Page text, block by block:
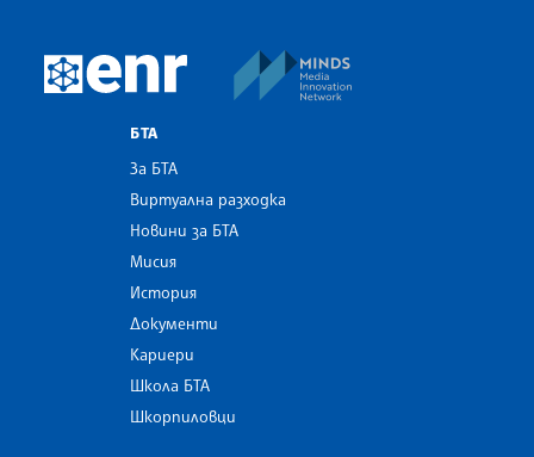
European Newsroom
БТА
За БТА
Виртуална разходка
Новини за БТА
Мисия
История
Документи
Кариери
Школа БТА
Шкорпиловци